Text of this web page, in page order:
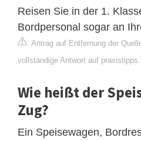
Reisen Sie in der 1.
Bordpersonal sogar an
Antrag auf Entfernung der
vollständige Antwort auf
Wie heißt der
Zug?
Ein Speisewagen,